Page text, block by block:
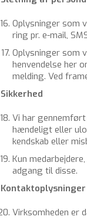
Op­lys­nin­ger som
ring pr. e-mail,
Op­lys­nin­ger som
hen­ven­del­se her
mel­ding. Ved
Sik­ker­hed
Vi har
hæn­de­ligt eller
kend­skab eller
Kun
ad­gang til disse.
Kon­tak­top­lys­nin­ger
Virksomheden er